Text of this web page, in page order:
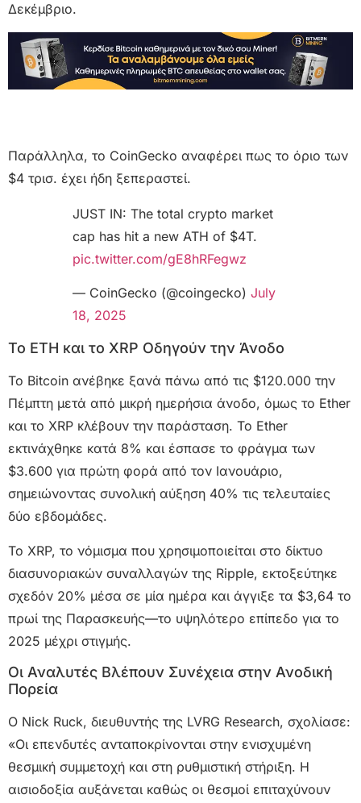
Δεκέμβριο.
Παράλληλα, το CoinGecko αναφέρει πως το όριο των
$4 τρισ. έχει ήδη ξεπεραστεί.
JUST IN: The total crypto market
cap has hit a new ATH of $4T.
pic.twitter.com/gE8hRFegwz
— CoinGecko (@coingecko) July
18, 2025
Το ETH και το XRP Οδηγούν την Άνοδο
Το Bitcoin ανέβηκε ξανά πάνω από τις $120.000 την
Πέμπτη μετά από μικρή ημερήσια άνοδο, όμως το Ether
και το XRP κλέβουν την παράσταση. Το Ether
εκτινάχθηκε κατά 8% και έσπασε το φράγμα των
$3.600 για πρώτη φορά από τον Ιανουάριο,
σημειώνοντας συνολική αύξηση 40% τις τελευταίες
δύο εβδομάδες.
Το XRP, το νόμισμα που χρησιμοποιείται στο δίκτυο
διασυνοριακών συναλλαγών της Ripple, εκτοξεύτηκε
σχεδόν 20% μέσα σε μία ημέρα και άγγιξε τα $3,64 το
πρωί της Παρασκευής—το υψηλότερο επίπεδο για το
2025 μέχρι στιγμής.
Οι Αναλυτές Βλέπουν Συνέχεια στην Ανοδική
Πορεία
Ο Nick Ruck, διευθυντής της LVRG Research, σχολίασε:
«Οι επενδυτές ανταποκρίνονται στην ενισχυμένη
θεσμική συμμετοχή και στη ρυθμιστική στήριξη. Η
αισιοδοξία αυξάνεται καθώς οι θεσμοί επιταχύνουν